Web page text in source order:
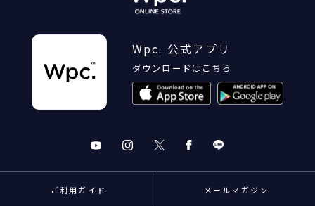
Wpc. 公式アプリ
ダウンロードはこちら
ご利用ガイド メールマガジン